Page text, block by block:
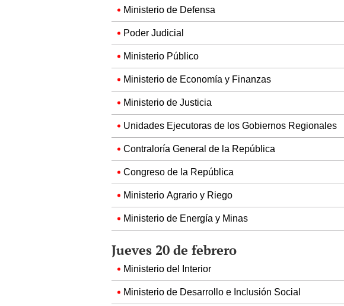
Poder Judicial
Ministerio Público
Ministerio de Economía y Finanzas
Ministerio de Justicia
Unidades Ejecutoras de los Gobiernos Regionales
Contraloría General de la República
Congreso de la República
Ministerio Agrario y Riego
Ministerio de Energía y Minas
Ministerio del Interior
Ministerio de Desarrollo e Inclusión Social
Ministerio de Vivienda, Construcción y Saneamiento